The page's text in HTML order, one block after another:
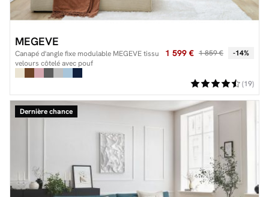
MEGEVE
Canapé d'angle fixe modulable MEGEVE tissu
velours côtelé avec pouf
1 599 € 1 859 € -14%
(19)
Dernière chance